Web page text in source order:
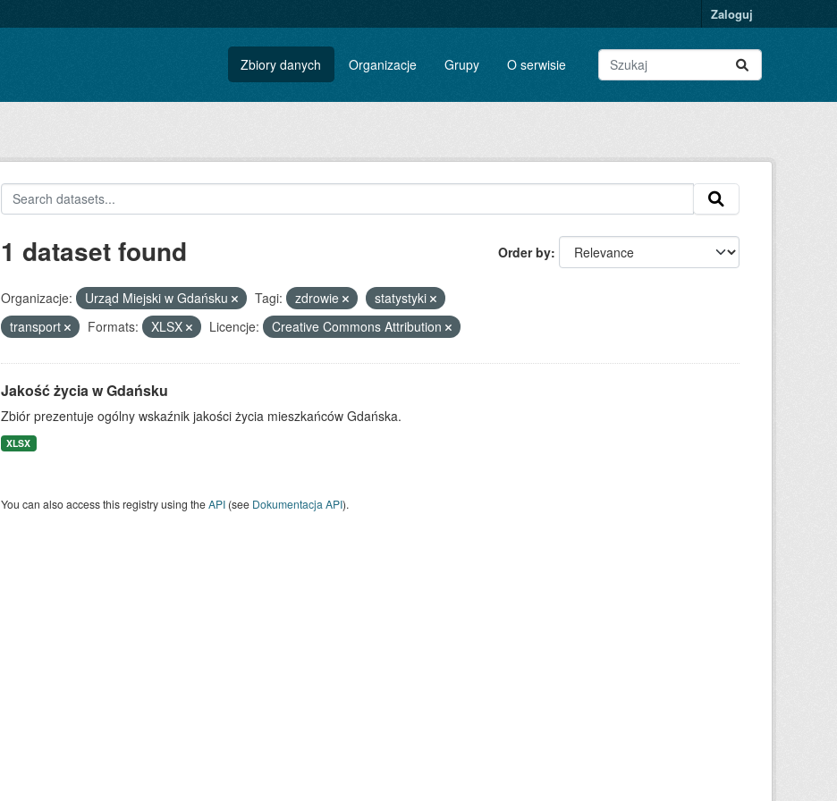
Zaloguj
Zbiory danych Organizacje Grupy O serwisie
Order by
1 dataset found
Organizacje: Urząd Miejski w Gdańsku Tagi: zdrowie
statystyki
transport
Formats: XLSX Licencje: Creative Commons Attribution
Jakość życia w Gdańsku
Zbiór prezentuje ogólny wskaźnik jakości życia mieszkańców Gdańska.
XLSX
You can also access this registry using theAPI(see Dokumentacja API).